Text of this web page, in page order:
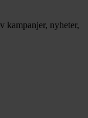
kampanjer, nyheter,